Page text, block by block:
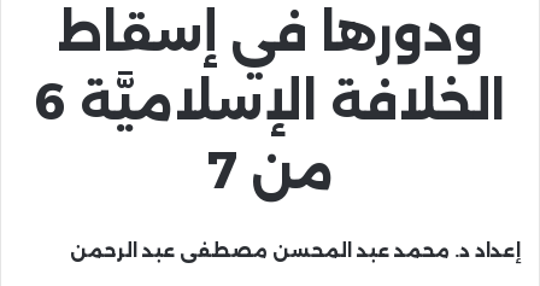
ودورها في إسقاط
الخلافة الإسلاميَّة 6
من 7
إعداد د. محمد عبد المحسن مصطفى عبد الرحمن